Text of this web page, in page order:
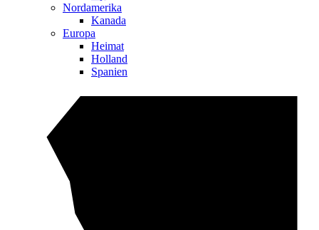
Nordamerika
Kanada
Europa
Heimat
Holland
Spanien